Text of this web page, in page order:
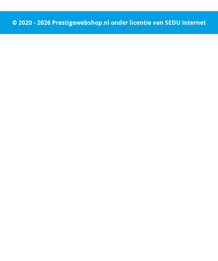
© 2020 - 2026 Prestigewebshop.nl onder licentie van SEDU Internet